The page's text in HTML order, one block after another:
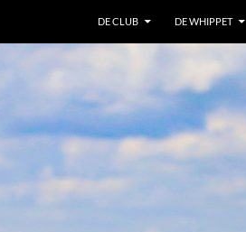
DE CLUB DE WHIPPET